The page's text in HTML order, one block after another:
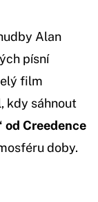
Alan
písní
film
kdy sáhnout
od Creedence
doby.